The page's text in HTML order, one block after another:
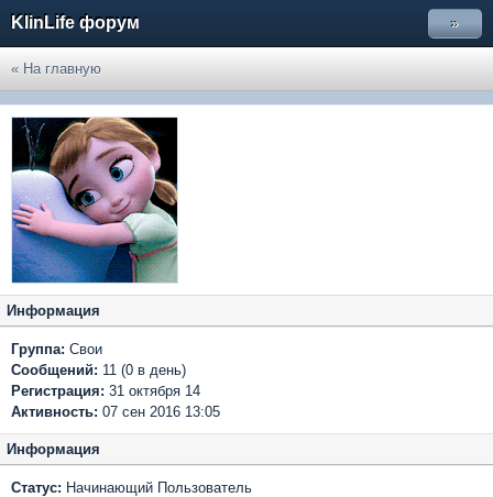
KlinLife форум »
« На главную
Информация
Группа: Свои
Сообщений: 11 (0 в день)
Регистрация: 31 октября 14
Активность: 07 сен 2016 13:05
Информация
Статус: Начинающий Пользователь